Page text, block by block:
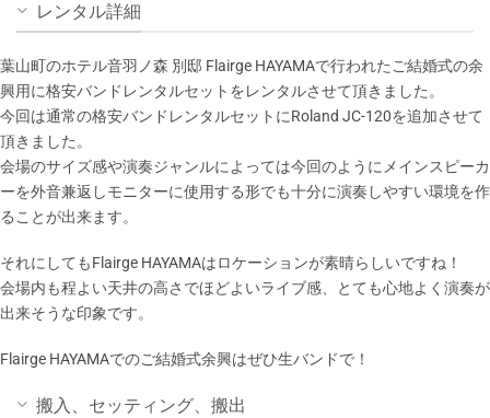
レンタル詳細
葉山町のホテル音羽ノ森 別邸 Flairge HAYAMAで行われたご結婚式の余
興用に格安バンドレンタルセットをレンタルさせて頂きました。
今回は通常の格安バンドレンタルセットにRoland JC-120を追加させて
頂きました。
会場のサイズ感や演奏ジャンルによっては今回のようにメインスピーカ
ーを外音兼返しモニターに使用する形でも十分に演奏しやすい環境を作
ることが出来ます。
それにしてもFlairge HAYAMAはロケーションが素晴らしいですね！
会場内も程よい天井の高さでほどよいライブ感、とても心地よく演奏が
出来そうな印象です。
Flairge HAYAMAでのご結婚式余興はぜひ生バンドで！
搬入、セッティング、搬出